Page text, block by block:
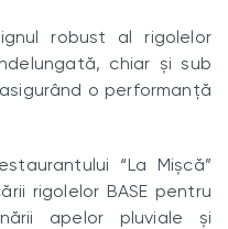
robust al rigolelor
chiar și sub
o performanță
“La Mișcă”
rigolelor BASE pentru
apelor pluviale și